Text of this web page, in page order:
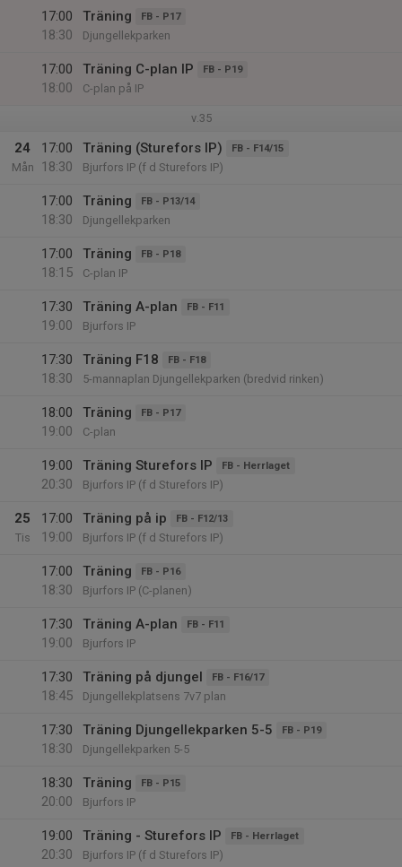
17:00
18:30
Träning FB - P17
Djungellekparken
17:00
18:00
Träning C-plan IP FB - P19
C-plan på IP
v.35
24
Mån
17:00
18:30
Träning (Sturefors IP) FB - F14/15
Bjurfors IP (f d Sturefors IP)
17:00
18:30
Träning FB - P13/14
Djungellekparken
17:00
18:15
Träning FB - P18
C-plan IP
17:30
19:00
Träning A-plan FB - F11
Bjurfors IP
17:30
18:30
Träning F18 FB - F18
5-mannaplan Djungellekparken (bredvid rinken)
18:00
19:00
Träning FB - P17
C-plan
19:00
20:30
Träning Sturefors IP FB - Herrlaget
Bjurfors IP (f d Sturefors IP)
25
Tis
17:00
19:00
Träning på ip FB - F12/13
Bjurfors IP (f d Sturefors IP)
17:00
18:30
Träning FB - P16
Bjurfors IP (C-planen)
17:30
19:00
Träning A-plan FB - F11
Bjurfors IP
17:30
18:45
Träning på djungel FB - F16/17
Djungellekplatsens 7v7 plan
17:30
18:30
Träning Djungellekparken 5-5 FB - P19
Djungellekparken 5-5
18:30
20:00
Träning FB - P15
Bjurfors IP
19:00
20:30
Träning - Sturefors IP FB - Herrlaget
Bjurfors IP (f d Sturefors IP)